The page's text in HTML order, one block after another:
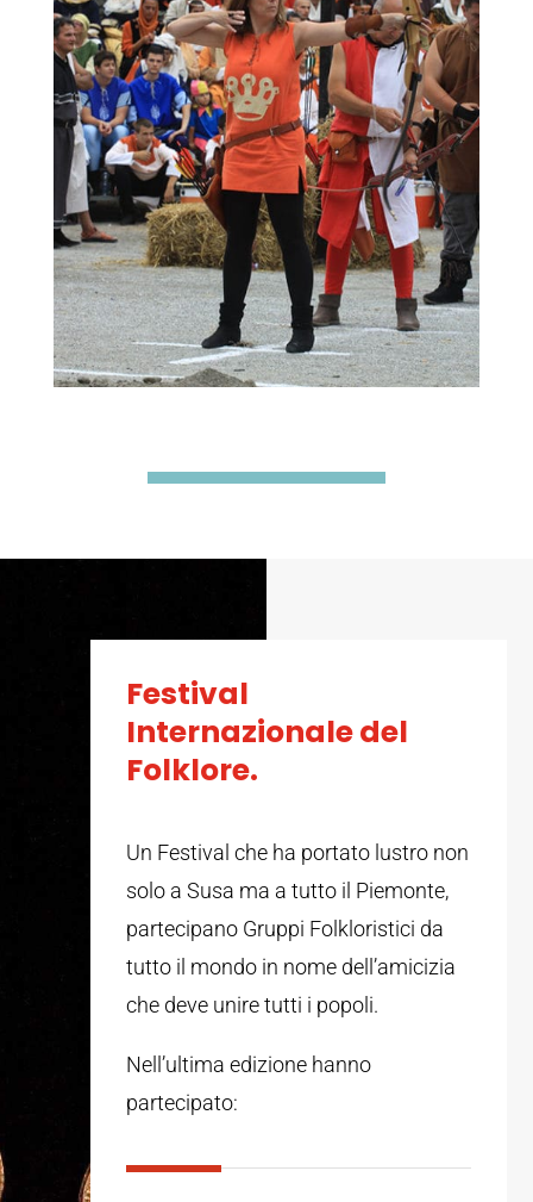
Festival
Internazionale del
Folklore.
Un Festival che ha portato lustro non
solo a Susa ma a tutto il Piemonte,
partecipano Gruppi Folkloristici da
tutto il mondo in nome dell’amicizia
che deve unire tutti i popoli.
Nell’ultima edizione hanno
partecipato: